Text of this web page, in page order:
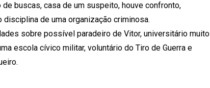
buscas, casa de um suspeito, houve confronto,
de uma organização criminosa.
sobre possível paradeiro de Vitor, universitário muito
escola cívico militar, voluntário do Tiro de Guerra e